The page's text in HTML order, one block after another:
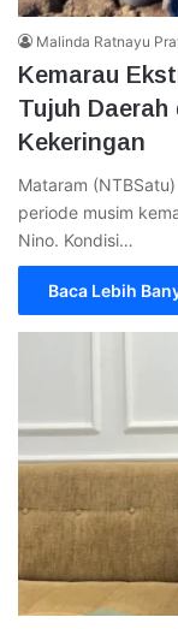
Malinda Ratnayu
Kemarau
Tujuh
Kekeringan
Mataram
periode musim
Nino. Kondisi…
Baca Lebih